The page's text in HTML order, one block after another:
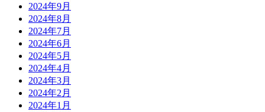
2024年9月
2024年8月
2024年7月
2024年6月
2024年5月
2024年4月
2024年3月
2024年2月
2024年1月